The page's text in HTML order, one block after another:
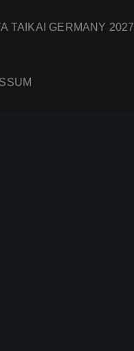
TAIKAI GERMANY 2027